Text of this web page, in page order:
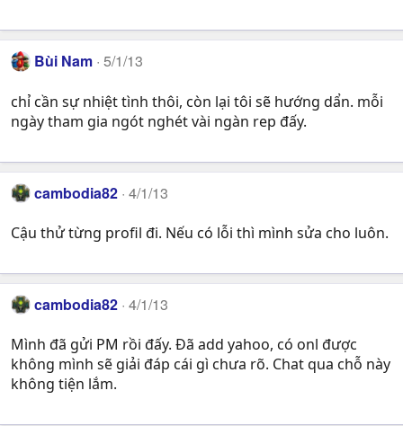
Bùi Nam 5/1/13
chỉ cần sự nhiệt tình thôi, còn lại tôi sẽ hướng dẩn. mỗi
ngày tham gia ngót nghét vài ngàn rep đấy.
cambodia82 4/1/13
Cậu thử từng profil đi. Nếu có lỗi thì mình sửa cho luôn.
cambodia82 4/1/13
Mình đã gửi PM rồi đấy. Đã add yahoo, có onl được
không mình sẽ giải đáp cái gì chưa rõ. Chat qua chỗ này
không tiện lắm.